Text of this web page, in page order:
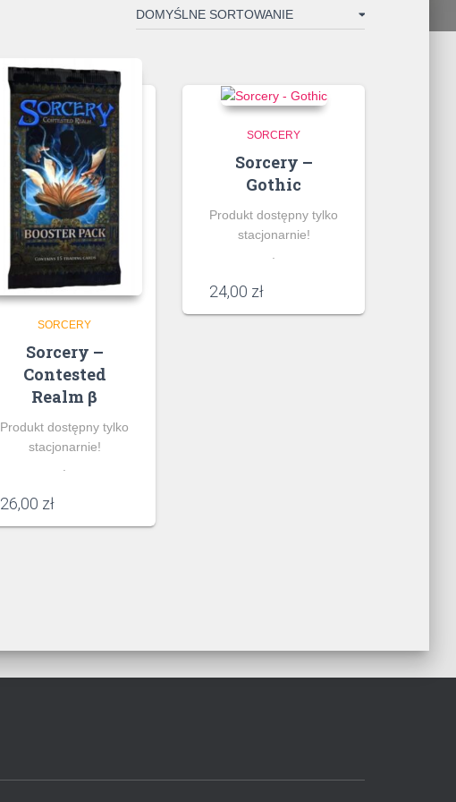
SORCERY
Sorcery –
Contested
Realm β
Produkt dostępny tylko
stacjonarnie!
26,00 zł
SORCERY
Sorcery –
Gothic
Produkt dostępny tylko
stacjonarnie!
.
24,00 zł